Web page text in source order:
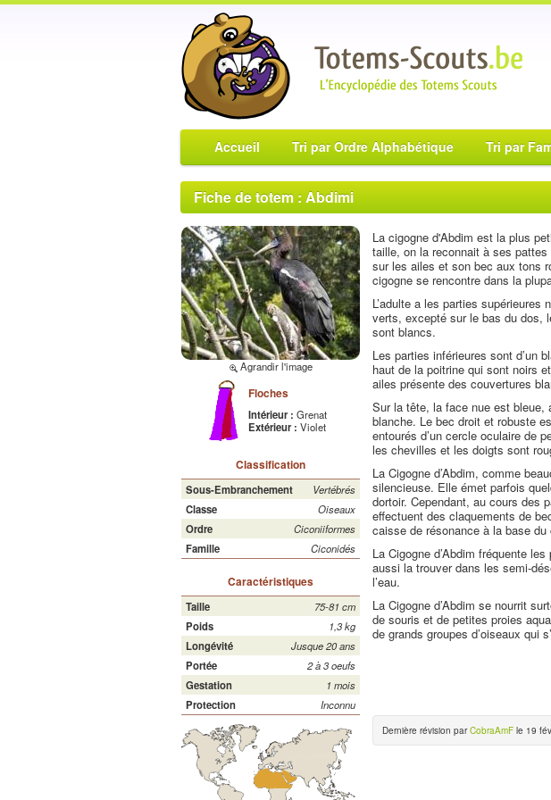
Accueil Tri par Ordre Alphabétique Tri par
Fiche de totem : Abdimi
Agrandir l'image
Floches
Intérieur : Grenat
Extérieur : Violet
Classification
Sous-Embranchement
Vertébrés
Classe
Oiseaux
Ordre
Ciconiiformes
Famille
Ciconidés
Caractéristiques
Taille
75-81 cm
Poids
1,3 kg
Longévité
Jusque 20 ans
Portée
2 à 3 oeufs
Gestation
1 mois
Protection
Inconnu
La cigogne d'Abdim est la plus
taille, on la reconnait à ses
sur les ailes et son bec aux tons
cigogne se rencontre dans la
L’adulte a les parties
verts, excepté sur le bas du dos,
sont blancs.
Les parties inférieures sont d’un
haut de la poitrine qui sont noirs
ailes présente des couvertures
Sur la tête, la face nue est
blanche. Le bec droit et robuste
entourés d’un cercle oculaire de
les chevilles et les doigts sont
La Cigogne d’Abdim, comme
silencieuse. Elle émet parfois
dortoir. Cependant, au cours des
effectuent des claquements de
caisse de résonance à la base du
La Cigogne d’Abdim fréquente
aussi la trouver dans les semi-
l’eau.
La Cigogne d’Abdim se nourrit
de souris et de petites proies
de grands groupes d’oiseaux qui
Dernière révision parCobraAmF le 19